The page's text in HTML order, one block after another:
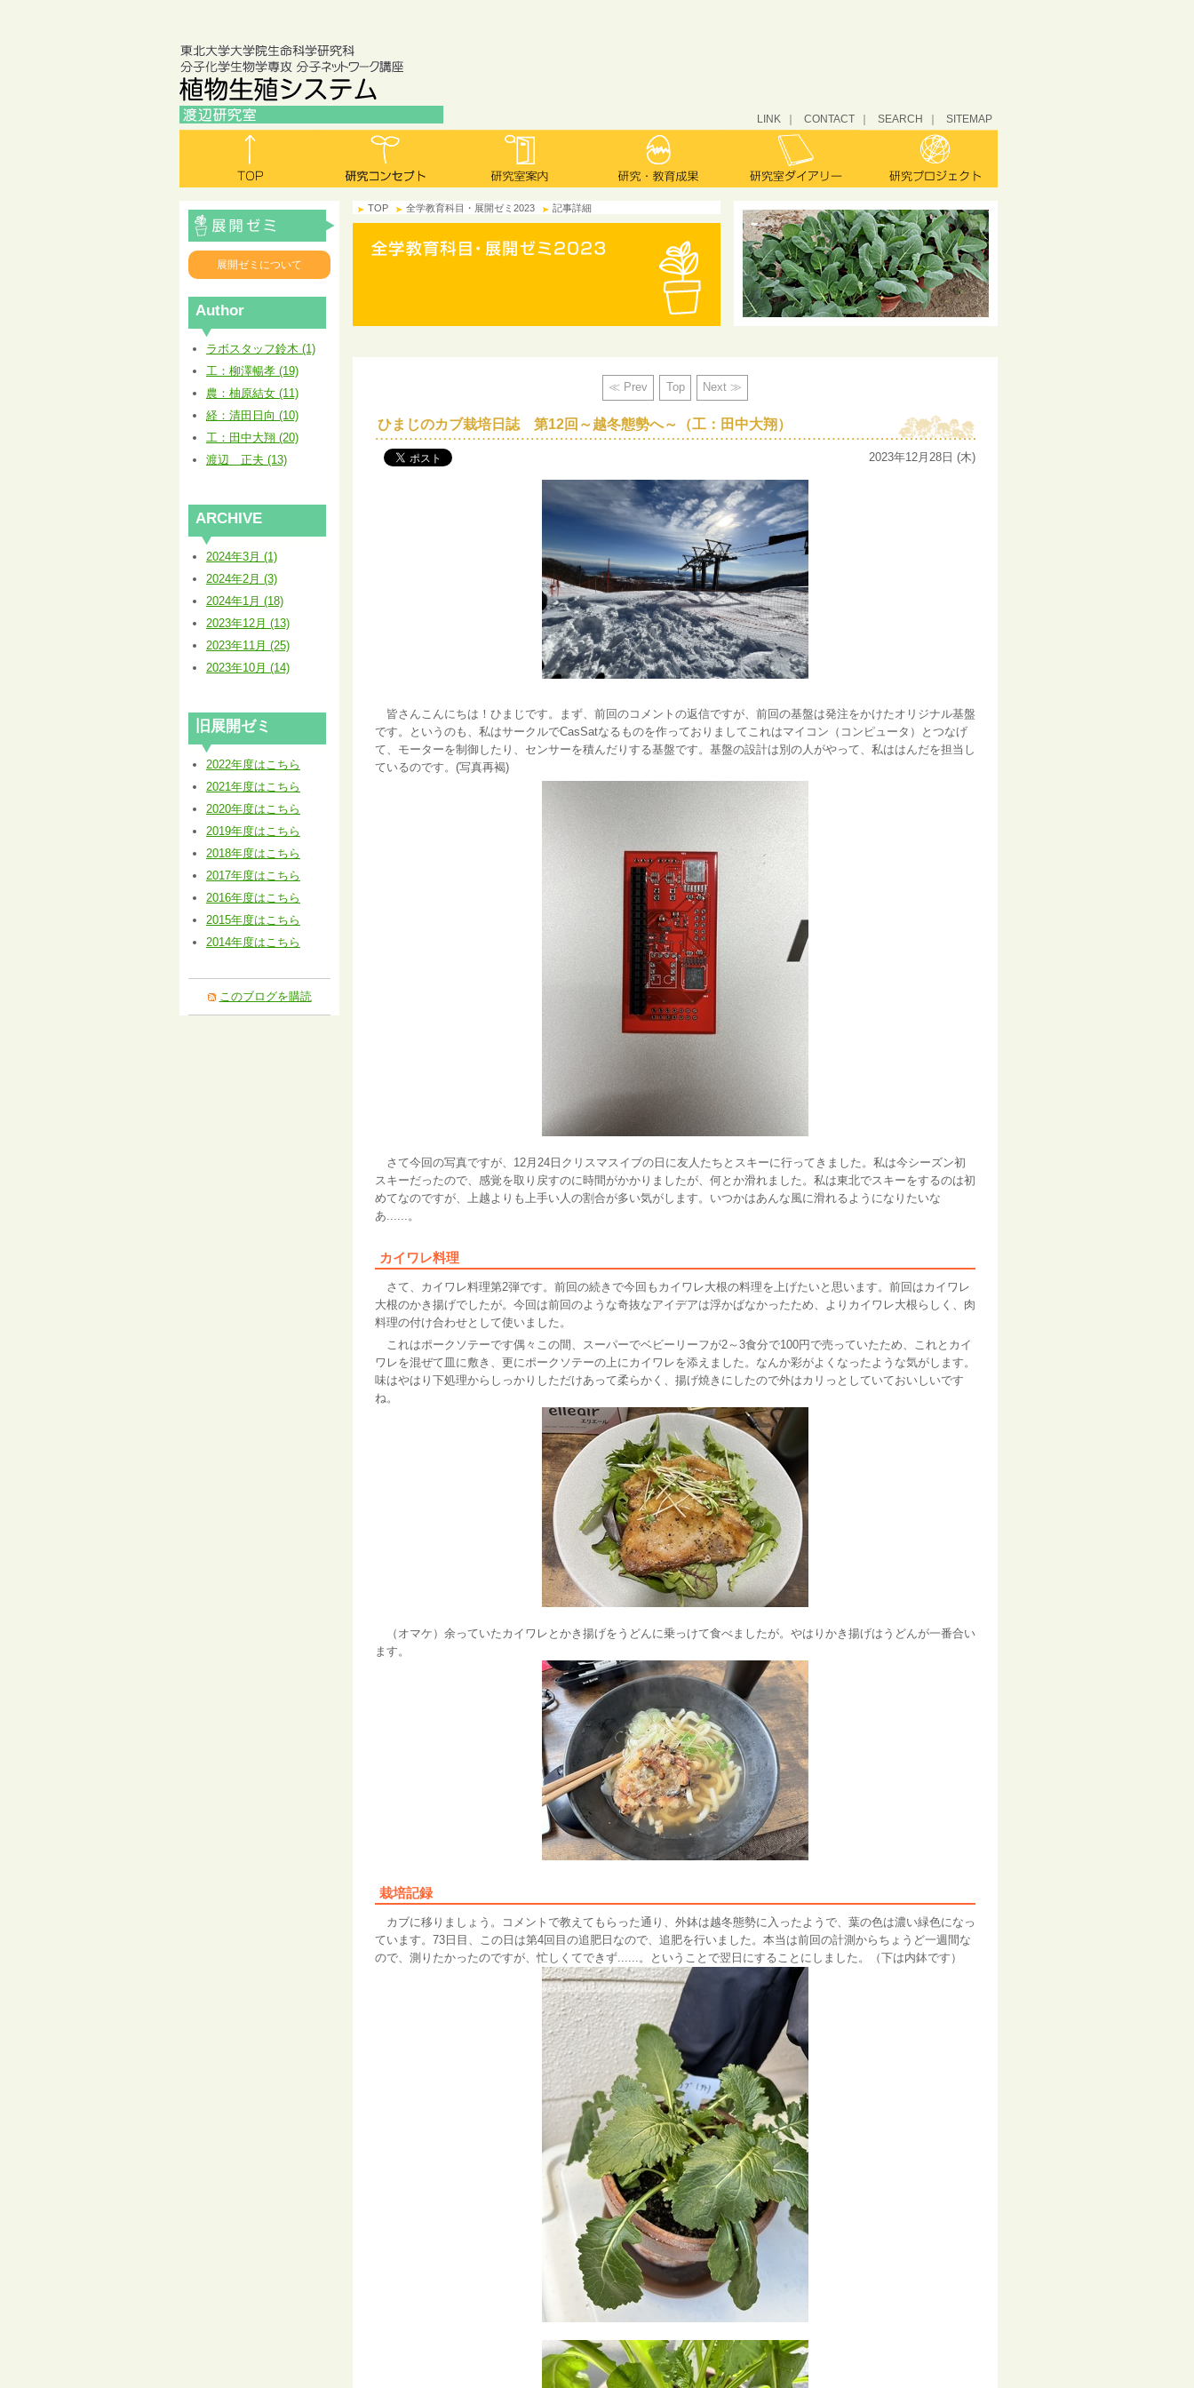
LINK CONTACT SEARCH SITEMAP
展開ゼミについて
TOP 全学教育科目・展開ゼミ2023 記事詳細
≪ Prev Top Next ≫
ひまじのカブ栽培日誌 第12回～越冬態勢へ～（工：田中大翔）
2023年12月28日 (木)
皆さんこんにちは！ひまじです。まず、前回のコメントの返信ですが、前回の基盤は発注をかけたオリジナル基盤
です。というのも、私はサークルでCasSatなるものを作っておりましてこれはマイコン（コンピュータ）とつなげ
て、モーターを制御したり、センサーを積んだりする基盤です。基盤の設計は別の人がやって、私ははんだを担当し
ているのです。(写真再褐)
さて今回の写真ですが、12月24日クリスマスイブの日に友人たちとスキーに行ってきました。私は今シーズン初
スキーだったので、感覚を取り戻すのに時間がかかりましたが、何とか滑れました。私は東北でスキーをするのは初
めてなのですが、上越よりも上手い人の割合が多い気がします。いつかはあんな風に滑れるようになりたいな
あ......。
カイワレ料理
さて、カイワレ料理第2弾です。前回の続きで今回もカイワレ大根の料理を上げたいと思います。前回はカイワレ
大根のかき揚げでしたが。今回は前回のような奇抜なアイデアは浮かばなかったため、よりカイワレ大根らしく、肉
料理の付け合わせとして使いました。
これはポークソテーです偶々この間、スーパーでベビーリーフが2～3食分で100円で売っていたため、これとカイ
ワレを混ぜて皿に敷き、更にポークソテーの上にカイワレを添えました。なんか彩がよくなったような気がします。
味はやはり下処理からしっかりしただけあって柔らかく、揚げ焼きにしたので外はカリっとしていておいしいです
ね。
（オマケ）余っていたカイワレとかき揚げをうどんに乗っけて食べましたが。やはりかき揚げはうどんが一番合い
ます。
栽培記録
カブに移りましょう。コメントで教えてもらった通り、外鉢は越冬態勢に入ったようで、葉の色は濃い緑色になっ
ています。73日目、この日は第4回目の追肥日なので、追肥を行いました。本当は前回の計測からちょうど一週間な
ので、測りたかったのですが、忙しくてできず......。ということで翌日にすることにしました。（下は内鉢です）
Author
ラボスタッフ鈴木 (1)
工：柳澤暢孝 (19)
農：柚原結女 (11)
経：清田日向 (10)
工：田中大翔 (20)
渡辺 正夫 (13)
ARCHIVE
2024年3月 (1)
2024年2月 (3)
2024年1月 (18)
2023年12月 (13)
2023年11月 (25)
2023年10月 (14)
旧展開ゼミ
2022年度はこちら
2021年度はこちら
2020年度はこちら
2019年度はこちら
2018年度はこちら
2017年度はこちら
2016年度はこちら
2015年度はこちら
2014年度はこちら
このブログを購読